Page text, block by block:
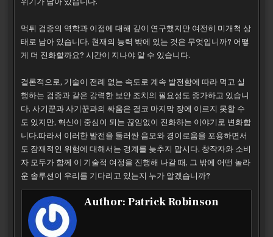
먹튀 검증의 역학과 이점에 대해 깊이 연구했지만 여전히 미개척 상
태로 남아 있습니다. 현재의 능력 밖에 있는 것은 무엇입니까? 어떻
게 더 진화할까요? 시간이 지나야 알 수 있습니다.
결론적으로, 기술이 전례 없는 속도로 계속 발전함에 따라 먹고 실
행하는 검증과 같은 강력한 보안 조치의 필요성도 증가하고 있습니
다. 사기꾼과 사기꾼과의 싸움은 결코 마지막 장에 이르지 못할 수
도 있지만, 혁신이 중심이 되는 끊임없이 진화하는 이야기로 변화합
니다.따라서 이러한 발전을 둘러싼 음모와 경이로움을 포용하면서
도 잠재적인 위험에 대해서는 경계를 늦추지 맙시다. 창작자와 소비
자 모두가 함께 이 기술적 여정을 진행해 나갈 때, 그 밖에 어떤 놀라
운 솔루션이 우리를 기다리고 있는지 누가 알겠습니까?
Author:Patrick Robinson